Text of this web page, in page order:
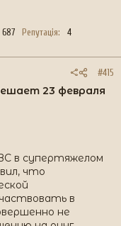
687 Репутація
4
#415
23 февраля
в супертяжелом
что
в
не